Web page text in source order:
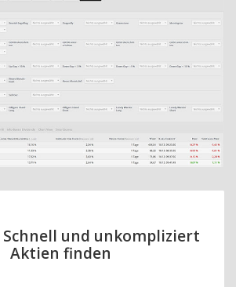
Schnell und unkompliziert
Aktien finden